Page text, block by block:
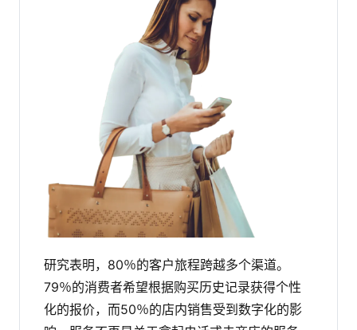
研究表明，80％的客户旅程跨越多个渠道。
79％的消费者希望根据购买历史记录获得个性
化的报价，而50％的店内销售受到数字化的影